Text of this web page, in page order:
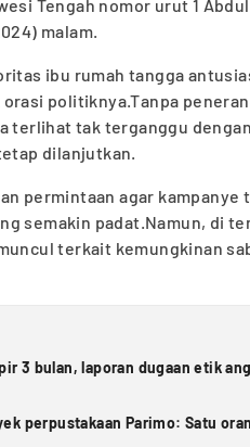
Tengah nomor urut 1
malam.
ibu rumah tangga
orasi politiknya.Tanpa
terlihat tak terganggu
dilanjutkan.
permintaan agar
semakin padat.Namun, di
terkait kemungkinan
3 bulan, laporan dugaan etik
perpustakaan Parimo: Satu